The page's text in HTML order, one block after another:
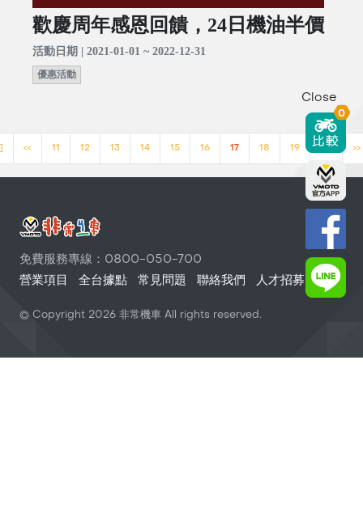
歡慶周年感恩回饋，24日機油半價
活動日期 | 2021-01-01 ~ 2022-12-31
優惠活動
<< 11 12 13 14 15 16 17 18 19 20 >>
免費服務專線：0800-050-700
營業項目
全台據點 常見問題 聯絡我們 人才招募
© Copyright 2026 非常機車 All rights reserved.
Close
0